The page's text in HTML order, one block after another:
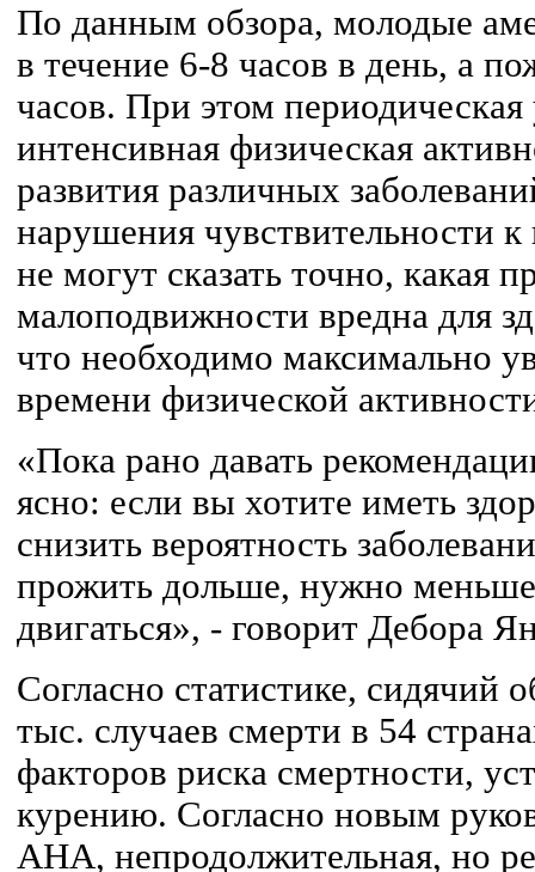
По данным обзора, молодые
в течение 6-8 часов в день, а
часов. При этом
интенсивная физическая
развития различных
нарушения чувствительности
не могут сказать точно, какая
малоподвижности вредна для
что необходимо максимально
времени физической
«Пока рано давать
ясно: если вы хотите иметь
снизить вероятность
прожить дольше, нужно
двигаться», - говорит Дебора
Согласно статистике, сидячий
тыс. случаев смерти в 54
факторов риска смертности,
курению. Согласно новым
AHA, непродолжительная, но